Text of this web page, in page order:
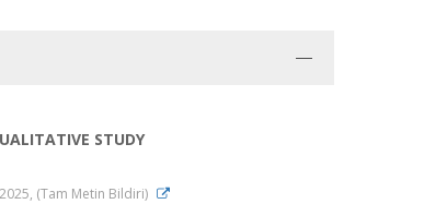
STUDY
2025, (Tam Metin Bildiri)